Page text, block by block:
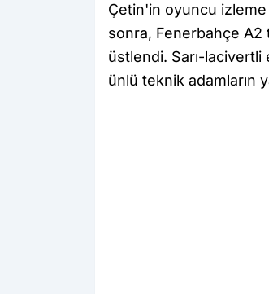
Çetin'in oyuncu
sonra, Fenerbahçe A2
üstlendi. Sarı-
ünlü teknik adamların